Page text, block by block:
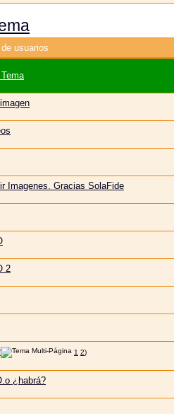
usuarios
Imagenes. Gracias SolaFide
2
1 2)
¿habrá?